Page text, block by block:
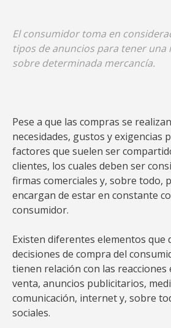
El consumidor toma en
tipos de anuncios para tener
sobre determinada mercancía.
Pese a que las compras se
necesidades, gustos y exigencias
factores que suelen ser
clientes, los cuales deben ser
firmas comerciales y, sobre todo,
encargan de estar en constante
consumidor.
Existen diferentes elementos que
decisiones de compra del
tienen relación con las reacciones
venta, anuncios publicitarios,
comunicación, internet y, sobre
sociales.